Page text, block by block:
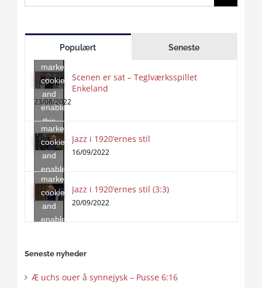
for:
Populært Seneste
accept
marketing
cookies
and
enable
this
content
Scenen er sat – Teglværksspillet
Enkeland
23/08/2022
Click
to
marketing
cookies
and
enable
this
content
Jazz i 1920’ernes stil
16/09/2022
Click
to
accept
marketing
cookies
and
enable
Jazz i 1920’ernes stil (3:3)
20/09/2022
Seneste nyheder
Æ uchs ouer å synnejysk – Pusse 6:16